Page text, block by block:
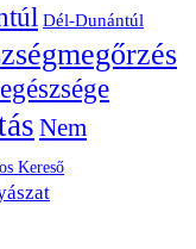
Dél-Dunántúl
Nem
Kereső